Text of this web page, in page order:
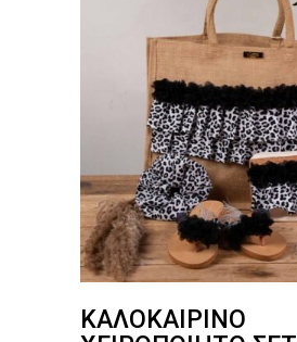
ΚΑΛΟΚΑΙΡΙΝΌ